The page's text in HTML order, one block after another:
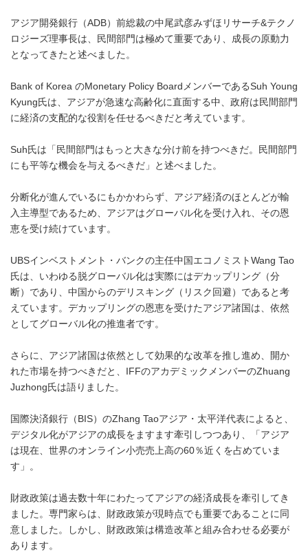
アジア開発銀行（ADB）前総裁の中尾武彦みずほリサーチ&テクノ
ロジーズ理事長は、民間部門は極めて重要であり、成長の原動力
となってきたと述べました。
Bank of Korea のMonetary Policy BoardメンバーであるSuh Young
Kyung氏は、アジアが急速な高齢化に直面する中、政府は民間部門
に経済の支配的な役割を任せるべきだと考えています。
Suh氏は「民間部門はもっと大きな分け前を持つべきだ。民間部門
にも平等な機会を与えるべきだ」と述べました。
分断化が進んでいるにもかかわらず、アジア経済のほとんどが輸
入主導型であるため、アジアはグローバル化を受け入れ、その恩
恵を受け続けています。
UBSインベストメント・バンクの主任中国エコノミストWang Tao
氏は、いわゆる脱グローバル化は実際にはデカップリング（分
断）であり、中国からのデリスキング（リスク回避）であると考
えています。デカップリングの恩恵を受けたアジア諸国は、依然
としてグローバル化の推進者です。
さらに、アジア諸国は依然として効果的な改革を推し進め、開か
れた市場を持つべきだと、IFFのアカデミックメンバーのZhuang
Juzhong氏は語りました。
国際決済銀行（BIS）のZhang Taoアジア・太平洋代表によると、
デジタル化がアジアの成長をますます牽引しつつあり、「アジア
は現在、世界のオンライン小売売上高の60％近くを占めていま
す」。
財政政策は過去数十年にわたってアジアの経済成長を牽引してき
ました。専門家らは、財政政策が現時点でも重要であることに同
意しました。しかし、財政政策は構造改革と組み合わせる必要が
あります。